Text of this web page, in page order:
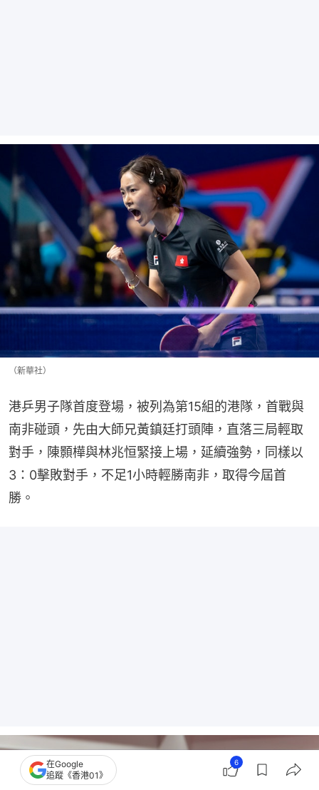
（新華社）
港乒男子隊首度登場，被列為第15組的港隊，首戰與
南非碰頭，先由大師兄黃鎮廷打頭陣，直落三局輕取
對手，陳顥樺與林兆恒緊接上場，延續強勢，同樣以
3：0擊敗對手，不足1小時輕勝南非，取得今屆首
勝。
在Google
追蹤《香港01》
6